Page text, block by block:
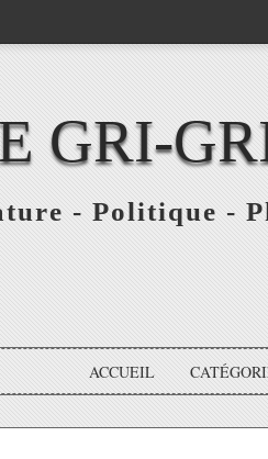
GRI-
- Politique -
ACCUEIL